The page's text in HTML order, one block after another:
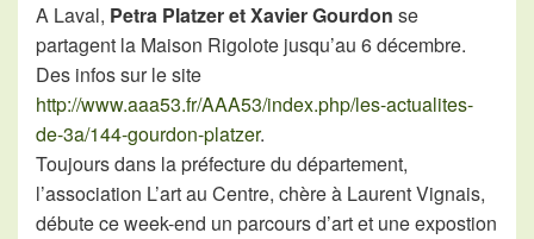
A Laval, Petra Platzer et Xavier Gourdon se
partagent la Maison Rigolote jusqu’au 6 décembre.
Des infos sur le site
http://www.aaa53.fr/AAA53/index.php/les-actualites-
de-3a/144-gourdon-platzer.
Toujours dans la préfecture du département,
l’association L’art au Centre, chère à Laurent Vignais,
débute ce week-end un parcours d’art et une expostion